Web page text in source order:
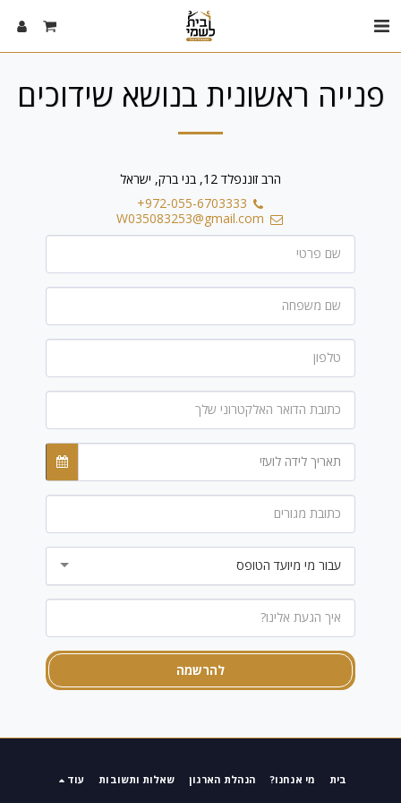
פנייה ראשונית בנושא שידוכים
הרב זוננפלד 12, בני ברק, ישראל
+972-055-6703333
W035083253@gmail.com
תאריך לידה לועזי
עבור מי מיועד הטופס
להרשמה
בית מי אנחנו? הנהלת הארגון שאלות ותשובות עוד